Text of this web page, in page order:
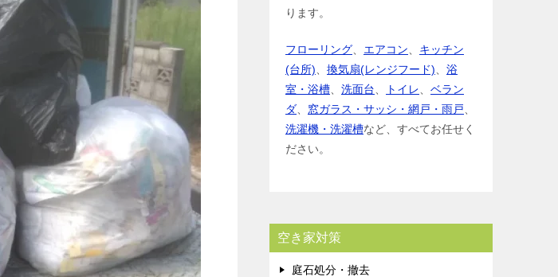
ります。
フローリング エアコン
キッチン
(台所)
換気扇(レンジフード)
浴
室・浴槽
洗面台 トイレ
ベラン
ダ
窓ガラス・サッシ・網戸・雨戸
洗濯機・洗濯槽など、すべてお任せく
ださい。
空き家対策
庭石処分・撤去